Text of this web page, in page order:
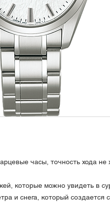
часы, точность хода не
которые можно увидеть в
и снега, который создается